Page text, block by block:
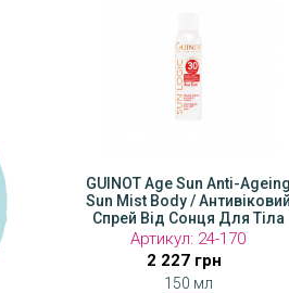
GUINOT Age Sun Anti-Ageing
Sun Mist Body / Антивіковий
Спрей Від Сонця Для Тіла
SPF30
Артикул: 24-170
2 227 грн
150 мл